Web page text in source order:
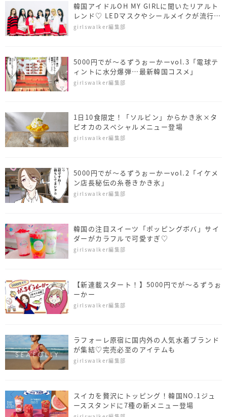
韓国アイドルOH MY GIRLに聞いたリアルト
レンド♡ LEDマスクやシールメイクが流行
中！
girlswalker編集部
5000円でが～るずうぉーかーvol.3「電球テ
ィントに水分爆弾…最新韓国コスメ」
girlswalker編集部
1日10食限定！「ソルビン」からかき氷×タ
ピオカのスペシャルメニュー登場
girlswalker編集部
5000円でが～るずうぉーかーvol.2「イケメ
ン店長秘伝の糸巻きかき氷」
girlswalker編集部
韓国の注目スイーツ「ポッピングボバ」サイ
ダーがカラフルで可愛すぎ♡
girlswalker編集部
【新連載スタート！】5000円でが～るずうぉ
ーかー
girlswalker編集部
ラフォーレ原宿に国内外の人気水着ブランド
が集結♡完売必至のアイテムも
girlswalker編集部
スイカを贅沢にトッピング！韓国NO.1ジュ
ーススタンドに7種の新メニュー登場